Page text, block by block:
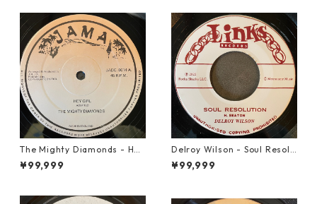
The Mighty Diamonds - Hey
Girl【12-50053】
¥99,999
Delroy Wilson - Soul Resolu
tion【7-21935】
¥99,999